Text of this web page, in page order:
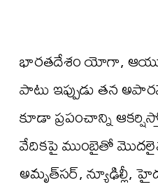
భారతదేశం యోగా,
పాటు ఇప్పుడు తన
కూడా ప్రపంచాన్ని
వేదికపై ముంబైతో
అమృత్‌సర్, న్యూఢిల్లీ,